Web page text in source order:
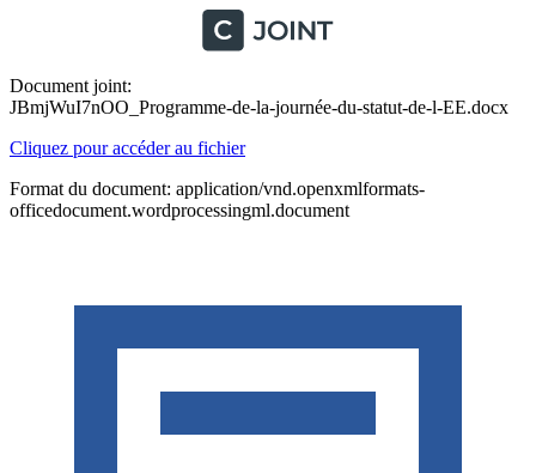
Document joint:
JBmjWuI7nOO_Programme-de-la-journée-du-statut-de-l-EE.docx
Cliquez pour accéder au fichier
Format du document: application/vnd.openxmlformats-
officedocument.wordprocessingml.document